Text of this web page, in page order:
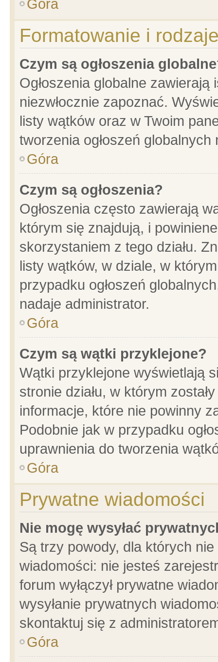
Góra
Formatowanie i
Czym są ogłoszenia
Ogłoszenia globalne
niezwłocznie zapoznać.
listy wątków oraz w Twoim
tworzenia ogłoszeń
Góra
Czym są ogłoszenia?
Ogłoszenia często zawierają
którym się znajdują, i
skorzystaniem z tego działu.
listy wątków, w dziale, w
przypadku ogłoszeń
nadaje administrator.
Góra
Czym są wątki przyklejone?
Wątki przyklejone wyświetlają
stronie działu, w którym
informacje, które nie powinny
Podobnie jak w przypadku
uprawnienia do tworzenia
Góra
Prywatne wiadomości
Nie mogę wysyłać
Są trzy powody, dla których
wiadomości: nie jesteś
forum wyłączył prywatne
wysyłanie prywatnych
skontaktuj się z
Góra